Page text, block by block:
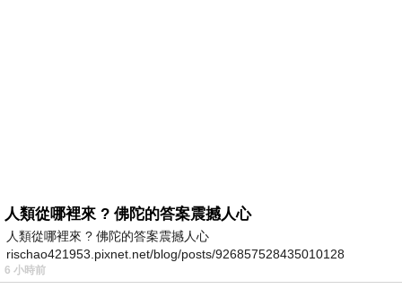
人類從哪裡來 ? 佛陀的答案震撼人心
人類從哪裡來 ? 佛陀的答案震撼人心
rischao421953.pixnet.net/blog/posts/926857528435010128
6 小時前